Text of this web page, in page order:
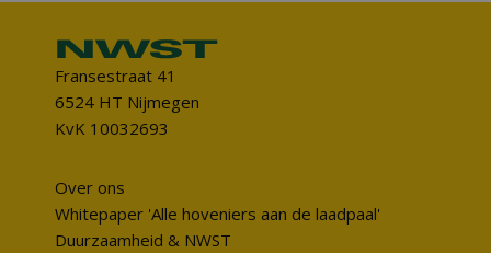
Fransestraat 41
6524 HT Nijmegen
KvK 10032693
Over ons
Whitepaper 'Alle hoveniers aan de laadpaal'
Duurzaamheid & NWST